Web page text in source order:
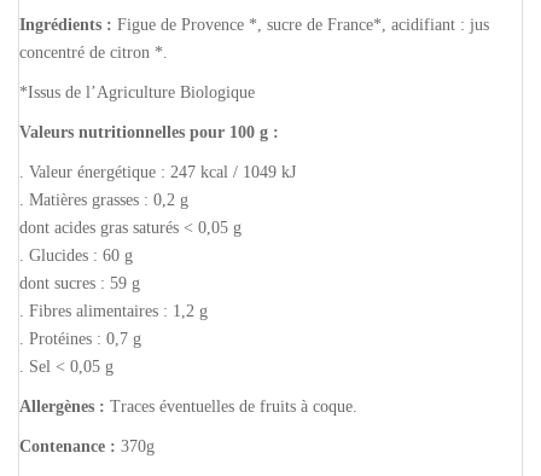
Ingrédients : Figue de Provence *, sucre de France*, acidifiant : jus
concentré de citron *.
*Issus de l’Agriculture Biologique
Valeurs nutritionnelles pour 100 g :
. Valeur énergétique : 247 kcal / 1049 kJ
. Matières grasses : 0,2 g
dont acides gras saturés < 0,05 g
. Glucides : 60 g
dont sucres : 59 g
. Fibres alimentaires : 1,2 g
. Protéines : 0,7 g
. Sel < 0,05 g
Allergènes : Traces éventuelles de fruits à coque.
Contenance : 370g